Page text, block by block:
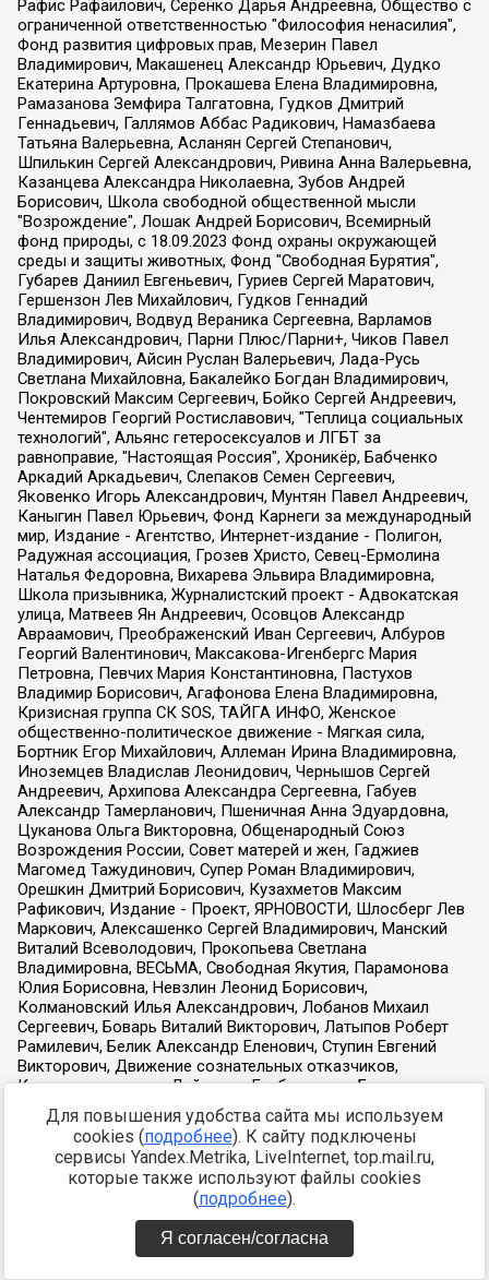
Для повышения удобства сайта мы используем
cookies (подробнее). К сайту подключены
сервисы Yandex.Metrika, LiveInternet, top.mail.ru,
которые также используют файлы cookies
(подробнее).
Я согласен/согласна